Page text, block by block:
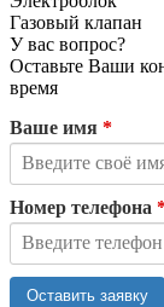
Газовый клапан
У вас вопрос?
Оставьте Ваши
время
Ваше имя *
Номер телефона
Оставить заявку